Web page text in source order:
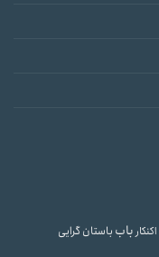
اکنکارباب باستان گرایی